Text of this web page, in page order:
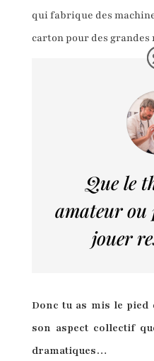
qui fabrique des
carton pour des grandes
Que le
amateur ou
jouer
Donc tu as mis le
son aspect collectif
dramatiques…